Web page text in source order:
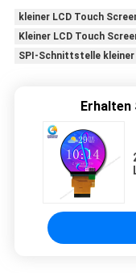
kleiner LCD Touch
Kleiner LCD Touch
SPI-Schnittstelle kleiner
Erhalten